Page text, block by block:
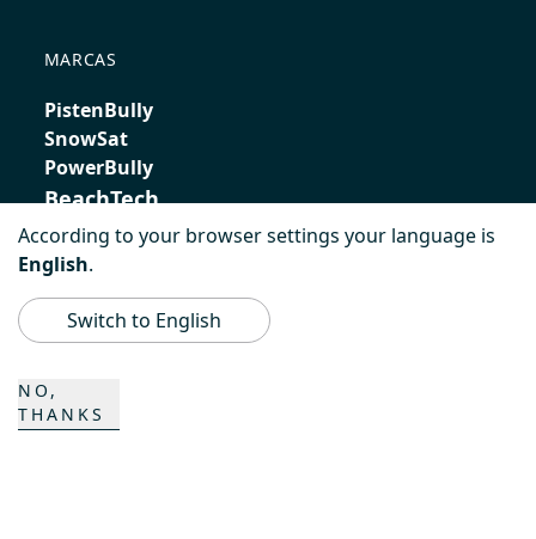
MARCAS
PistenBully
SnowSat
PowerBully
BeachTech
ProAcademy
CONTACTO
According to your browser settings your language is
English.
NO,
THANKS
Switch to English